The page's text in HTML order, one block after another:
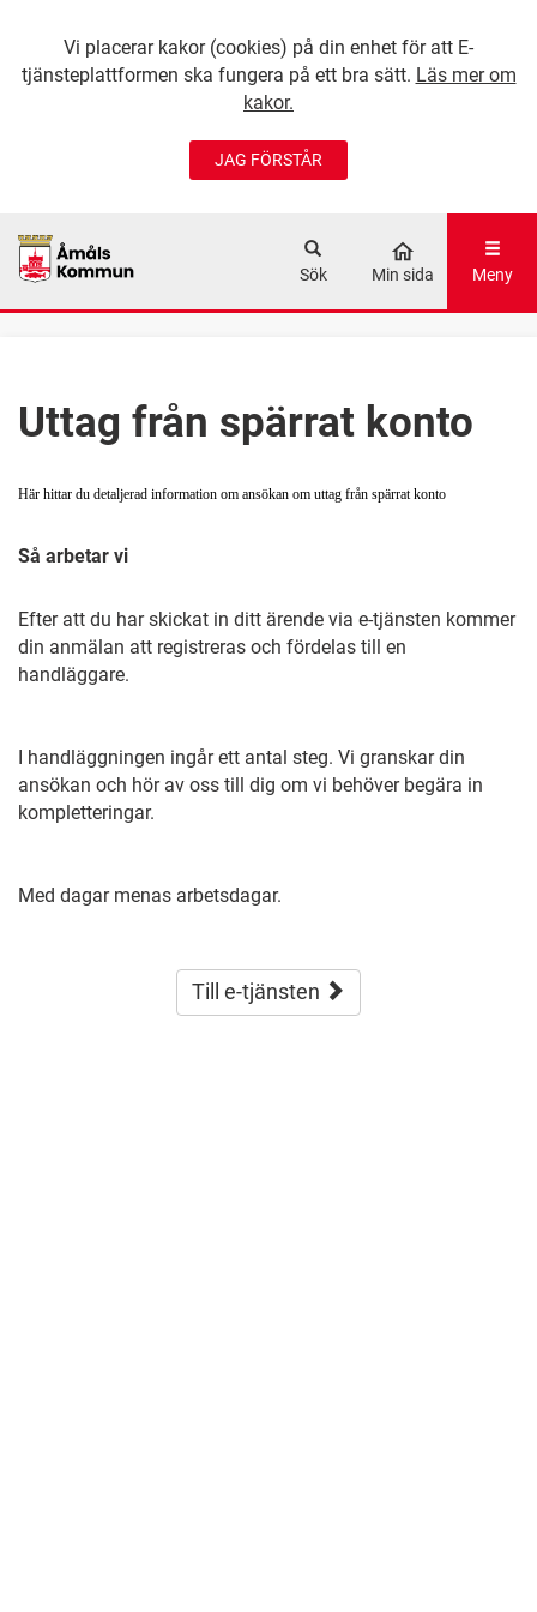
Vi placerar kakor (cookies) på din enhet för att E-
tjänsteplattformen ska fungera på ett bra sätt. Läs mer om
kakor.
JAG FÖRSTÅR
GÅ DIREKT TILL
Sök Min sida Meny
Uttag från spärrat konto
Här hittar du detaljerad information om ansökan om uttag från spärrat konto
Så arbetar vi
Efter att du har skickat in ditt ärende via e-tjänsten kommer
din anmälan att registreras och fördelas till en
handläggare.
I handläggningen ingår ett antal steg. Vi granskar din
ansökan och hör av oss till dig om vi behöver begära in
kompletteringar.
Med dagar menas arbetsdagar.
Till e-tjänsten